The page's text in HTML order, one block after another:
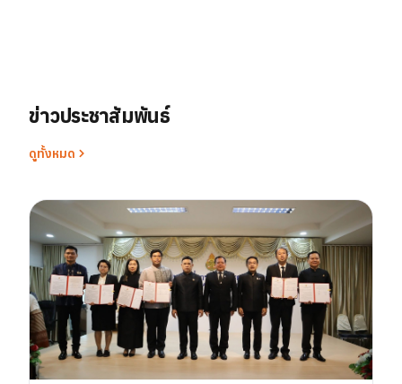
ข่าวประชาสัมพันธ์
ดูทั้งหมด